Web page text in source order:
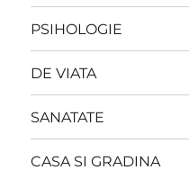
PSIHOLOGIE
DE VIATA
SANATATE
CASA SI GRADINA